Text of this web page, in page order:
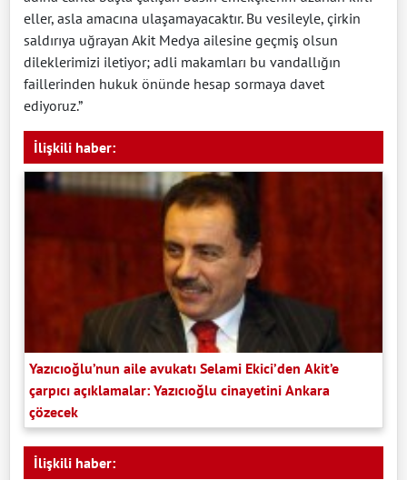
eller, asla amacına ulaşamayacaktır. Bu vesileyle, çirkin
saldırıya uğrayan Akit Medya ailesine geçmiş olsun
dileklerimizi iletiyor; adli makamları bu vandallığın
faillerinden hukuk önünde hesap sormaya davet
ediyoruz.”
İlişkili haber:
Yazıcıoğlu’nun aile avukatı Selami Ekici’den Akit’e
çarpıcı açıklamalar: Yazıcıoğlu cinayetini Ankara
çözecek
İlişkili haber: